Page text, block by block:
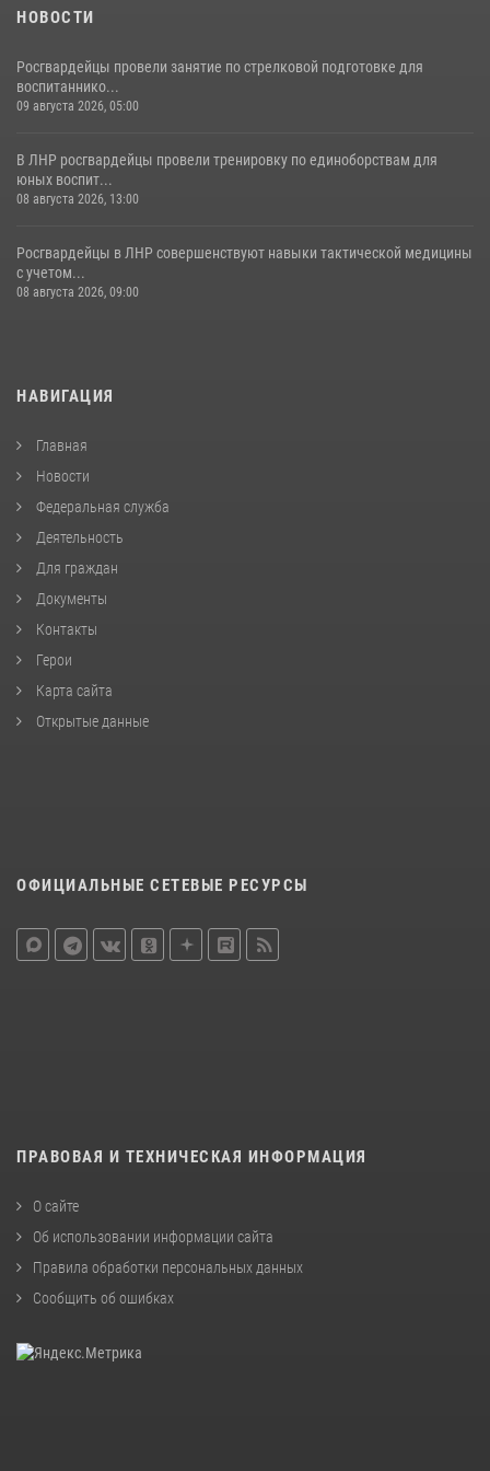
НОВОСТИ
Росгвардейцы провели занятие по стрелковой подготовке для
воспитаннико...
09 августа 2026, 05:00
В ЛНР росгвардейцы провели тренировку по единоборствам для
юных воспит...
08 августа 2026, 13:00
Росгвардейцы в ЛНР совершенствуют навыки тактической медицины
с учетом...
08 августа 2026, 09:00
НАВИГАЦИЯ
Главная
Новости
Федеральная служба
Деятельность
Для граждан
Документы
Контакты
Герои
Карта сайта
Открытые данные
ОФИЦИАЛЬНЫЕ СЕТЕВЫЕ РЕСУРСЫ
ПРАВОВАЯ И ТЕХНИЧЕСКАЯ ИНФОРМАЦИЯ
О сайте
Об использовании информации сайта
Правила обработки персональных данных
Сообщить об ошибках